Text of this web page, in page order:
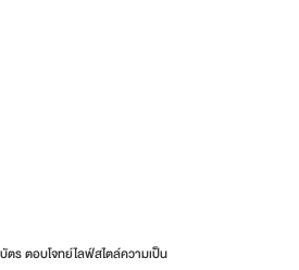
ตร ตอบโจทย์ไลฟ์สไตล์ความเป็น